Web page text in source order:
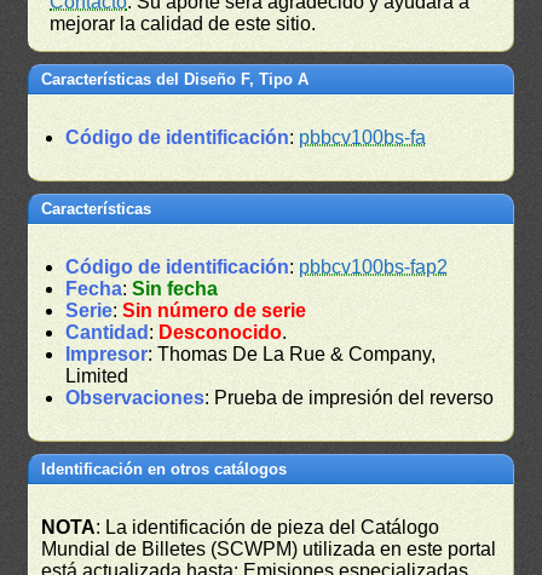
mejorar la calidad de este sitio.
Características del Diseño F, Tipo A
Código de identificación: pbbcv100bs-fa
Características
Código de identificación: pbbcv100bs-fap2
Fecha:Sin fecha
Serie:Sin número de serie
Cantidad : Desconocido.
Impresor: Thomas De La Rue & Company,
Limited
Observaciones: Prueba de impresión del reverso
Identificación en otros catálogos
NOTA: La identificación de pieza del Catálogo
Mundial de Billetes (SCWPM) utilizada en este portal
está actualizada hasta: Emisiones especializadas